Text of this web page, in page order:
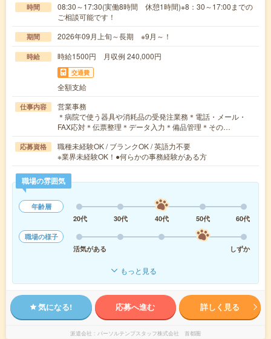
時間
08:30～17:30(実働8時間 休憩1時間)※8：30～17:00までの
ご相談可能です！
期間 2026年09月上旬～長期 ※9月～！
時給 時給1500円 月収例 240,000円
交通費
全額支給
仕事内容
営業事務
＊病院で使う器具や消耗品の受発注業務＊電話・メール・
FAX応対＊伝票整理＊データ入力＊備品管理＊その…
応募資格
職種未経験OK / ブランクOK / 英語力不要
※業界未経験OK！●何らかの事務経験がある方
職場の雰囲気
年齢層
20代
30代 40代 50代
60代
職場の様子
活気がある
しずか
もっと見る
気になる! 応募へ進む 詳しく見る
派遣会社 パーソルテンプスタッフ株式会社 首都圏